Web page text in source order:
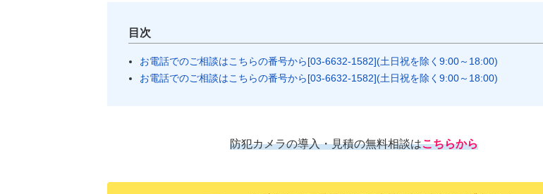
目次
お電話でのご相談はこちらの番号から[03-6632-1582](土日祝を除く9:00～18:00)
お電話でのご相談はこちらの番号から[03-6632-1582](土日祝を除く9:00～18:00)
防犯カメラの導入・見積の無料相談はこちらから